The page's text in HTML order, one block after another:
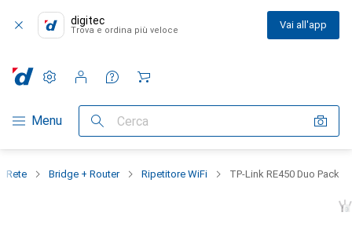
digitec
Trova e ordina più veloce Vai all'app
Categoria Navigazione
Menu Cerca
Impostazioni
Conto cliente
Liste di confronto
Liste dei desideri
Carrello
Rete Bridge + Router Ripetitore WiFi TP-Link RE450 Duo Pack